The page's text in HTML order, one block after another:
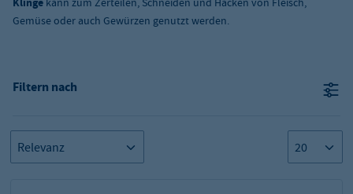
Gemüse oder auch Gewürzen genutzt werden.
Filtern nach